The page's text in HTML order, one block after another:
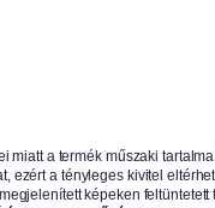
miatt a termék műszaki
ezért a tényleges kivitel
képeken feltüntetett